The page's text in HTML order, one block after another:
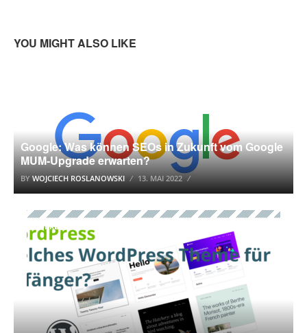
YOU MIGHT ALSO LIKE
Google: Was können SEOs in Zukunft vom Google
MUM-Upgrade erwarten?
BY WOJCIECH ROSLANOWSKI 13. MAI 2022
WORDPRESS TUTORIAL